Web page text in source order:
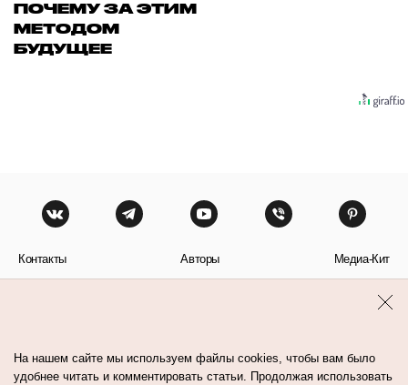
ПОЧЕМУ ЗА ЭТИМ
МЕТОДОМ
БУДУЩЕЕ
Контакты Авторы Медиа-Кит
На нашем сайте мы используем файлы cookies, чтобы вам было
удобнее читать и комментировать статьи. Продолжая использовать